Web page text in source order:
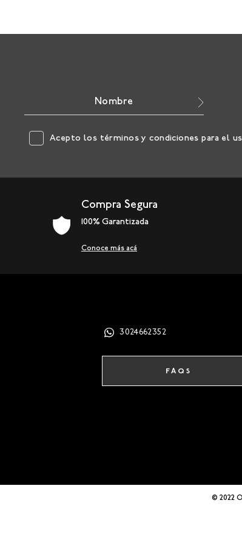
Acepto los términos y condiciones para el
Compra Segura
100% Garantizada
Conoce más acá
3024662352
FAQS
© 2022